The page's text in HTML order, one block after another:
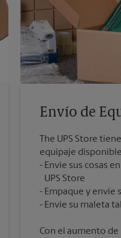
Envío de
The UPS Store
equipaje
Envíe sus cosas
UPS Store
Empaque y envíe
Con el aumento de